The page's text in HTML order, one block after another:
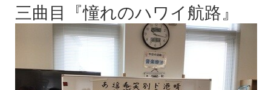
三曲目『憧れのハワイ航路』